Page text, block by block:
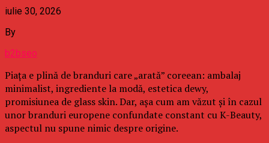
iulie 30, 2026
By
b2bseo
Piața e plină de branduri care „arată” coreean: ambalaj
minimalist, ingrediente la modă, estetica dewy,
promisiunea de glass skin. Dar, așa cum am văzut și în cazul
unor branduri europene confundate constant cu K-Beauty,
aspectul nu spune nimic despre origine.